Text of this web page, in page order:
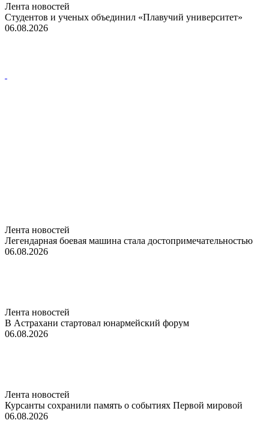
Лента новостей
Студентов и ученых объединил «Плавучий университет»
06.08.2026
Лента новостей
Легендарная боевая машина стала достопримечательностью
06.08.2026
Лента новостей
В Астрахани стартовал юнармейский форум
06.08.2026
Лента новостей
Курсанты сохранили память о событиях Первой мировой
06.08.2026